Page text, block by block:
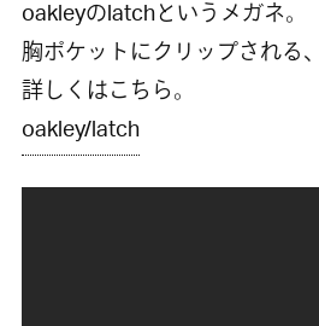
oakleyのlatchというメガネ。
胸ポケットにクリップされる
詳しくはこちら。
oakley/latch